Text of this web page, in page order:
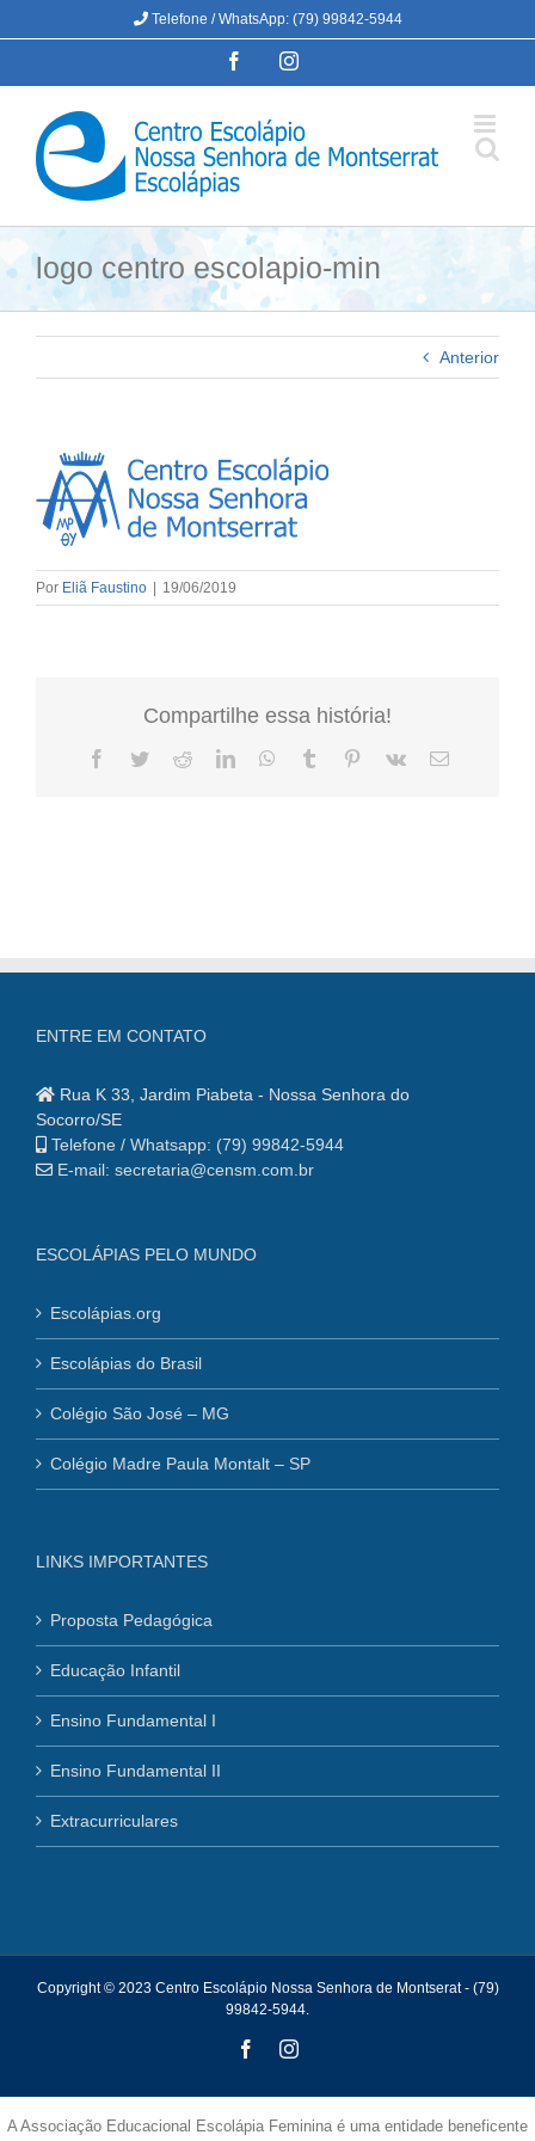
para
conteúdo
Telefone / WhatsApp: (79) 99842-5944
FacebookInstagram
logo centro escolapio-min
Anterior
Por Eliã Faustino 19/06/2019
Compartilhe essa história!
Facebook
TwitterRedditLinkedInWhatsApp
Tumblr Pinterest
Vk
E-
ENTRE EM CONTATO
Rua K 33, Jardim Piabeta - Nossa Senhora do
Socorro/SE
Telefone / Whatsapp: (79) 99842-5944
E-mail: secretaria@censm.com.br
ESCOLÁPIAS PELO MUNDO
Escolápias.org
Escolápias do Brasil
Colégio São José – MG
Colégio Madre Paula Montalt – SP
LINKS IMPORTANTES
Proposta Pedagógica
Educação Infantil
Ensino Fundamental I
Ensino Fundamental II
Extracurriculares
Copyright © 2023 Centro Escolápio Nossa Senhora de Montserat - (79)
99842-5944.
FacebookInstagram
A Associação Educacional Escolápia Feminina é uma entidade beneficente